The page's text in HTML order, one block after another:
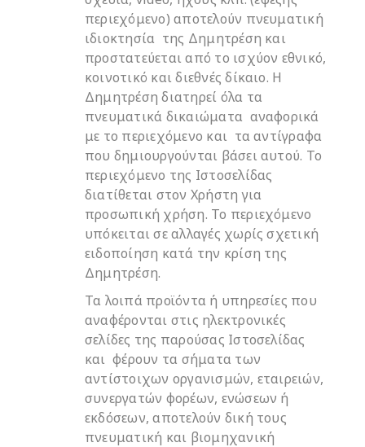
περιεχόμενο) αποτελούν πνευματική
ιδιοκτησία της Δημητρέση και
προστατεύεται από το ισχύον εθνικό,
κοινοτικό και διεθνές δίκαιο. Η
Δημητρέση διατηρεί όλα τα
πνευματικά δικαιώματα αναφορικά
με το περιεχόμενο και τα αντίγραφα
που δημιουργούνται βάσει αυτού. Το
περιεχόμενο της Ιστοσελίδας
διατίθεται στον Χρήστη για
προσωπική χρήση. Το περιεχόμενο
υπόκειται σε αλλαγές χωρίς σχετική
ειδοποίηση κατά την κρίση της
Δημητρέση.
Τα λοιπά προϊόντα ή υπηρεσίες που
αναφέρονται στις ηλεκτρονικές
σελίδες της παρούσας Ιστοσελίδας
και φέρουν τα σήματα των
αντίστοιχων οργανισμών, εταιρειών,
συνεργατών φορέων, ενώσεων ή
εκδόσεων, αποτελούν δική τους
πνευματική και βιομηχανική